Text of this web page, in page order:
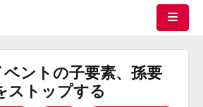
ントの子要素、孫要
ストップする